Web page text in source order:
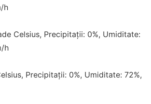
h
Celsius, Precipitații: 0%, Umiditate:
h
Precipitații: 0%, Umiditate: 72%,